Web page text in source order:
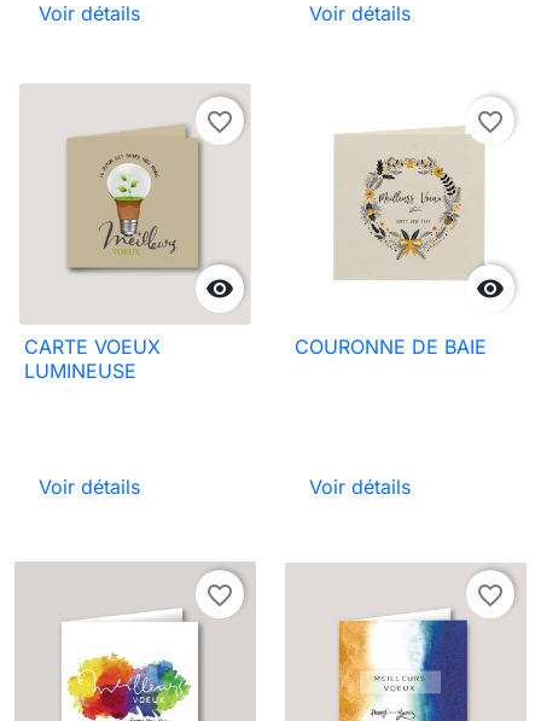
Voir détails Voir détails

favorite_border
CARTE VOEUX
LUMINEUSE
Voir détails

favorite_border
COURONNE DE BAIE
Voir détails
favorite_border favorite_border